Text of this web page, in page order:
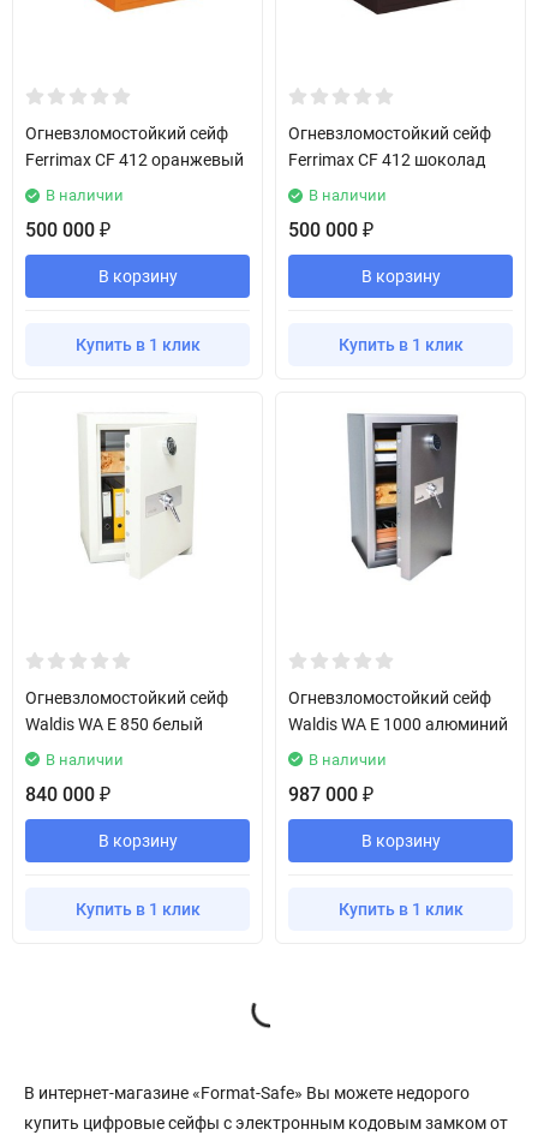
Огневзломостойкий сейф
Ferrimax CF 412 оранжевый
В наличии
500 000 ₽
В корзину
Купить в 1 клик
Огневзломостойкий сейф
Ferrimax CF 412 шоколад
В наличии
500 000 ₽
В корзину
Купить в 1 клик
Огневзломостойкий сейф
Waldis WA E 850 белый
В наличии
840 000 ₽
В корзину
Купить в 1 клик
Огневзломостойкий сейф
Waldis WA E 1000 алюминий
В наличии
987 000 ₽
В корзину
Купить в 1 клик
В интернет-магазине «Format-Safe» Вы можете недорого
купить цифровые сейфы с электронным кодовым замком от